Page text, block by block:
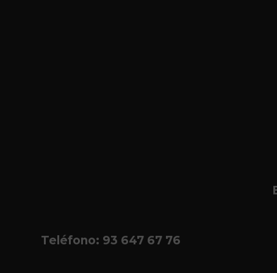
Teléfono: 93 647 67 76